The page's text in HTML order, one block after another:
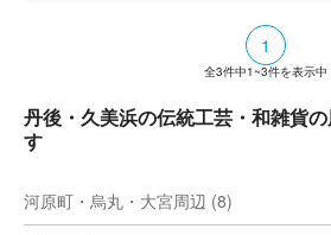
1
全3件中1~3件を表示中
丹後・久美浜の伝統工芸・和雑貨
す
河原町・烏丸・大宮周辺 (8)